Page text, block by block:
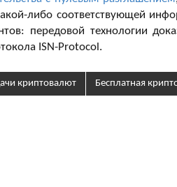
либо соответствующей
передовой технологии
ISN-Protocol.
криптовалют Бесплатная